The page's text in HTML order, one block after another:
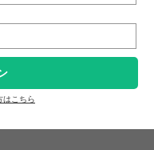
はこちら